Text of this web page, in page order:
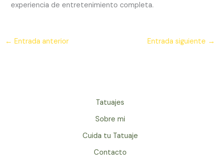
experiencia de entretenimiento completa.
← Entrada anterior Entrada siguiente →
Tatuajes
Sobre mi
Cuida tu Tatuaje
Contacto